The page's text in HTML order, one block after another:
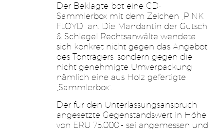
Der Beklagte bot eine CD-
Sammlerbox mit dem Zeichen „PINK
FLOYD“ an. Die Mandantin der Gutsch
& Schlegel Rechtsanwälte wendete
sich konkret nicht gegen das Angebot
des Tonträgers, sondern gegen die
nicht genehmigte Umverpackung,
nämlich eine aus Holz gefertigte
„Sammlerbox“.
Der für den Unterlassungsanspruch
angesetzte Gegenstandswert in Höhe
von ERU 75.000,- sei angemessen und